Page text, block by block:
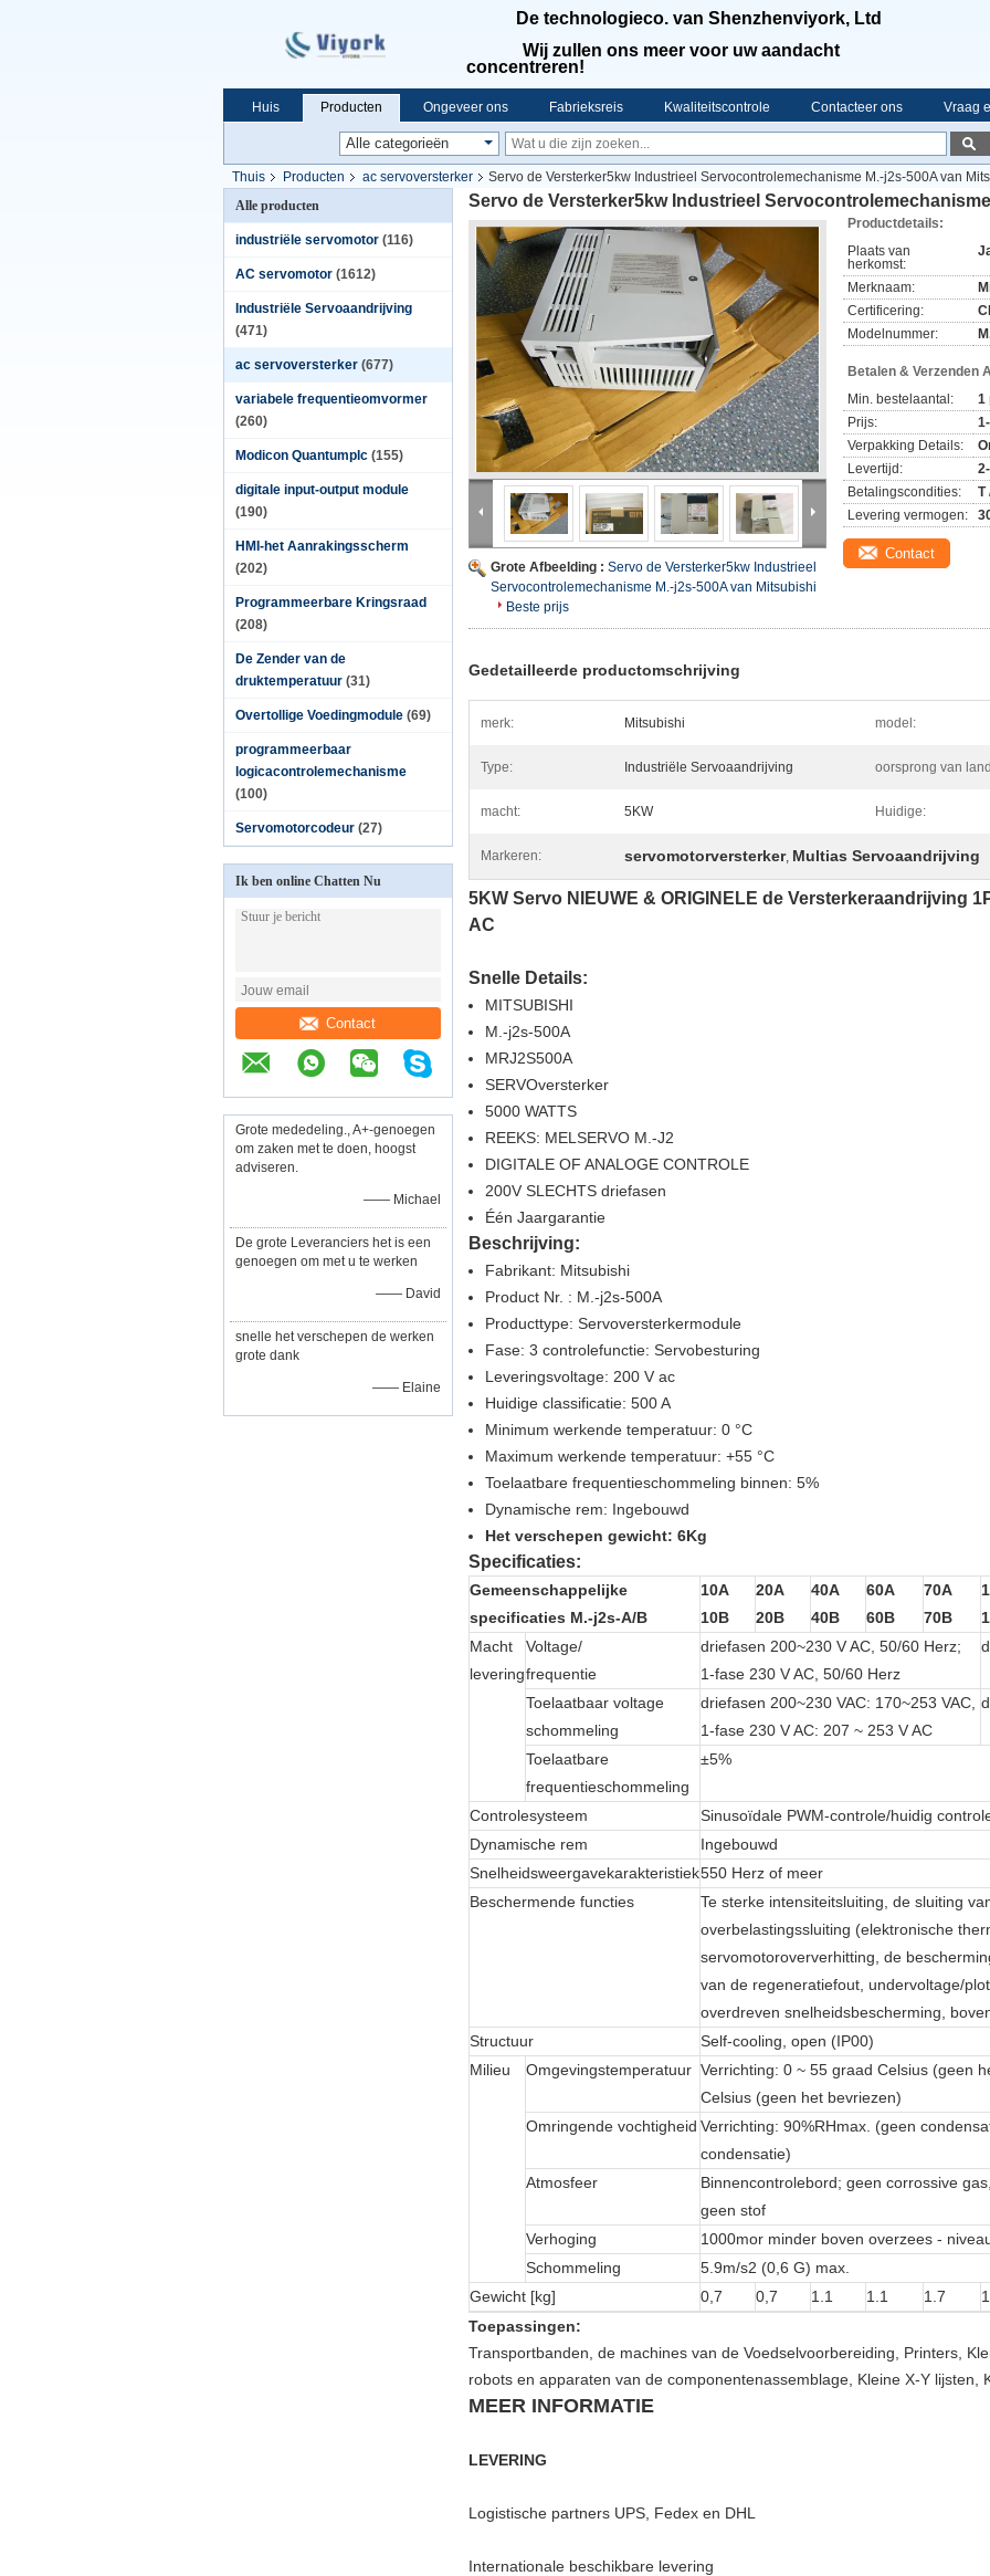
De technologieco. van Shenzhenviyork, Ltd
Wij zullen ons meer voor uw aandacht
concentreren!
Huis Producten Ongeveer ons Fabrieksreis Kwaliteitscontrole Contacteer ons Vraag
Thuis Producten ac servoversterker
Servo de Versterker5kw Industrieel Servocontrolemechanisme M.-j2s-500A van
Alle producten
industriële servomotor (116)
AC servomotor (1612)
Industriële Servoaandrijving
(471)
ac servoversterker (677)
variabele frequentieomvormer
(260)
Modicon Quantumplc (155)
digitale input-output module
(190)
HMI-het Aanrakingsscherm
(202)
Programmeerbare Kringsraad
(208)
De Zender van de
druktemperatuur (31)
Overtollige Voedingmodule (69)
programmeerbaar
logicacontrolemechanisme
(100)
Servomotorcodeur (27)
Ik ben online Chatten Nu
Contact
Grote mededeling., A+-genoegen
om zaken met te doen, hoogst
adviseren.
—— Michael
De grote Leveranciers het is een
genoegen om met u te werken
—— David
snelle het verschepen de werken
grote dank
—— Elaine
Servo de Versterker5kw Industrieel
Grote Afbeelding : Servo de Versterker5kw Industrieel
Servocontrolemechanisme M.-j2s-500A van Mitsubishi
Beste prijs
Productdetails:
Plaats van
herkomst:
Merknaam:
Certificering:
Modelnummer:
Betalen & Verzenden
Min. bestelaantal:
1
Prijs:
Verpakking Details:
Levertijd:
Betalingscondities:
T
Levering vermogen:
Contact
Gedetailleerde productomschrijving
merk: Mitsubishi model:
Type: Industriële Servoaandrijving oorsprong van
macht: 5KW Huidige:
Markeren: servomotorversterker, Multias Servoaandrijving
5KW Servo NIEUWE & ORIGINELE de Versterkeraandrijving
AC
Snelle Details:
MITSUBISHI
M.-j2s-500A
MRJ2S500A
SERVOversterker
5000 WATTS
REEKS: MELSERVO M.-J2
DIGITALE OF ANALOGE CONTROLE
200V SLECHTS driefasen
Één Jaargarantie
Beschrijving:
Fabrikant: Mitsubishi
Product Nr. : M.-j2s-500A
Producttype: Servoversterkermodule
Fase: 3 controlefunctie: Servobesturing
Leveringsvoltage: 200 V ac
Huidige classificatie: 500 A
Minimum werkende temperatuur: 0 °C
Maximum werkende temperatuur: +55 °C
Toelaatbare frequentieschommeling binnen: 5%
Dynamische rem: Ingebouwd
Het verschepen gewicht: 6Kg
Specificaties:
Gemeenschappelijke
specificaties M.-j2s-A/B
10A
10B
20A
20B
40A
40B
60A
60B
70A
70B
Macht
levering
Voltage/
frequentie
driefasen 200~230 V AC, 50/60 Herz;
1-fase 230 V AC, 50/60 Herz
Toelaatbaar voltage
schommeling
driefasen 200~230 VAC: 170~253 VAC,
1-fase 230 V AC: 207 ~ 253 V AC
Toelaatbare
frequentieschommeling
±5%
Controlesysteem
Sinusoïdale PWM-controle/huidig
Dynamische rem
Ingebouwd
Snelheidsweergavekarakteristiek550 Herz of meer
Beschermende functies
Te sterke intensiteitsluiting, de sluiting
overbelastingssluiting (elektronische
servomotoroververhitting, de
van de regeneratiefout, undervoltage/
overdreven snelheidsbescherming,
Structuur
Self-cooling, open (IP00)
Milieu
Omgevingstemperatuur Verrichting: 0 ~ 55 graad Celsius (geen
Celsius (geen het bevriezen)
Omringende vochtigheid Verrichting: 90%RHmax. (geen
condensatie)
Atmosfeer
Binnencontrolebord; geen corrossive
geen stof
Verhoging
1000mor minder boven overzees -
Schommeling
5.9m/s2 (0,6 G) max.
Gewicht [kg]
0,7 0,7 1.1 1.1 1.7
Toepassingen:
Transportbanden, de machines van de Voedselvoorbereiding, Printers,
robots en apparaten van de componentenassemblage, Kleine X-Y lijsten,
MEER INFORMATIE
LEVERING
Logistische partners UPS, Fedex en DHL
Internationale beschikbare levering